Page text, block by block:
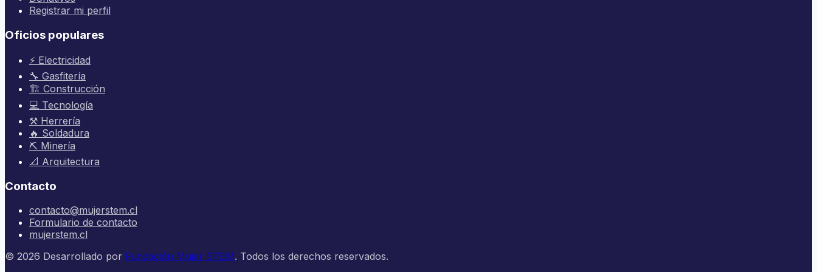
Registrar mi perfil
Oficios populares
⚡ Electricidad
🔧 Gasfitería
🏗️ Construcción
💻 Tecnología
⚒️ Herrería
🔥 Soldadura
⛏️ Minería
📐 Arquitectura
Contacto
contacto@mujerstem.cl
Formulario de contacto
mujerstem.cl
© 2026 Desarrollado por Fundación Mujer STEM. Todos los derechos reservados.